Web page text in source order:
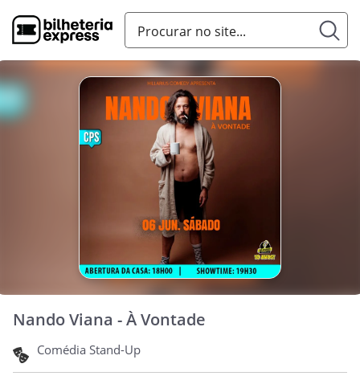
Nando Viana - À Vontade
Comédia Stand-Up